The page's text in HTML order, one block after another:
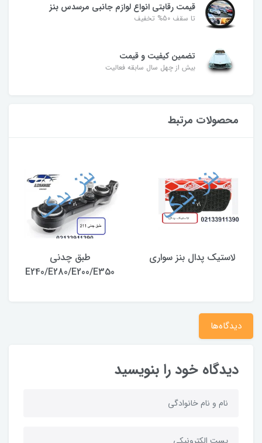
قیمت رقابتی انواع لوازم جانبی مرسدس بنز
تا سقف 50% تخفیف
تضمین کیفیت و قیمت
بیش از چهل سال سابقه فعالیت
محصولات مرتبط
لاستیک پدال بنز سواری
طبق چدنی
E240/E280/E200/E350
دیدگاه‌ها
دیدگاه خود را بنویسید